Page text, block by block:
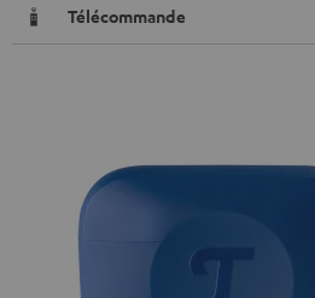
Télécommande